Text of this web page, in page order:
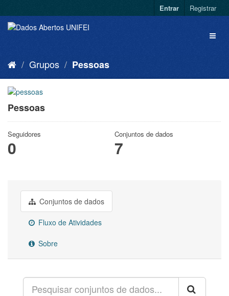
Entrar Registrar
Grupos Pessoas
Pessoas
Seguidores
0
Conjuntos de dados
7
Conjuntos de dados
Fluxo de Atividades
Sobre